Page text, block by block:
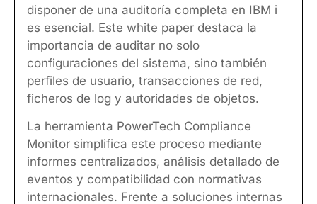
disponer de una auditoría completa en IBM i
es esencial. Este white paper destaca la
importancia de auditar no solo
configuraciones del sistema, sino también
perfiles de usuario, transacciones de red,
ficheros de log y autoridades de objetos.
La herramienta PowerTech Compliance
Monitor simplifica este proceso mediante
informes centralizados, análisis detallado de
eventos y compatibilidad con normativas
internacionales. Frente a soluciones internas